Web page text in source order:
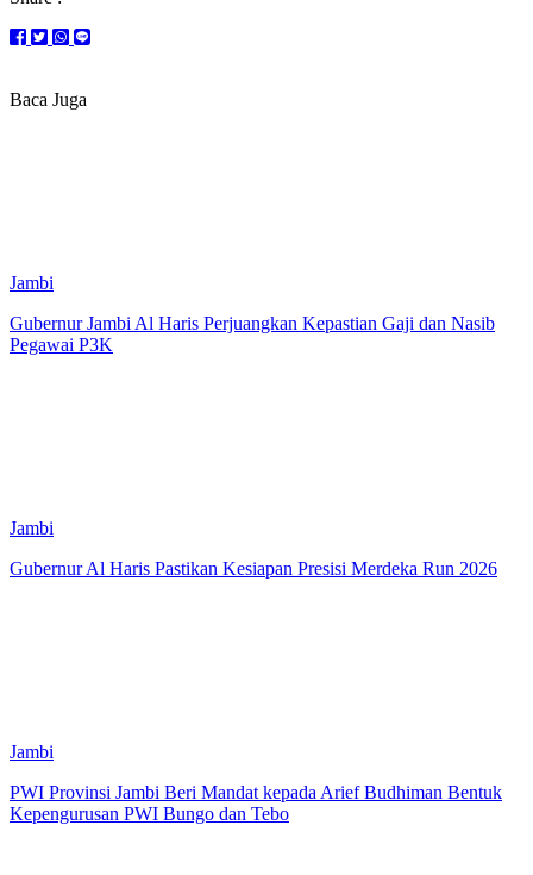
Baca Juga
Jambi
Gubernur Jambi Al Haris Perjuangkan Kepastian Gaji dan Nasib
Pegawai P3K
Jambi
Gubernur Al Haris Pastikan Kesiapan Presisi Merdeka Run 2026
Jambi
PWI Provinsi Jambi Beri Mandat kepada Arief Budhiman Bentuk
Kepengurusan PWI Bungo dan Tebo